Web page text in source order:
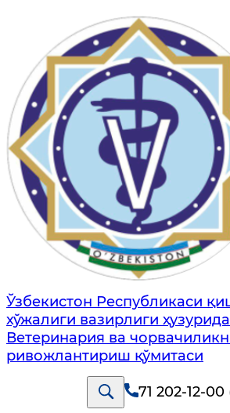
Ўзбекистон Республикаси
хўжалиги вазирлиги
Ветеринария ва
ривожлантириш қўмитаси
71 202-12-00